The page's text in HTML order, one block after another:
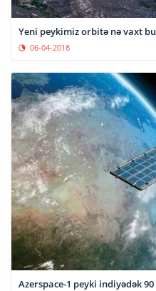
Yeni peykimiz orbitə nə vaxt
06-04-2018
Azerspace-1 peyki indiyədək